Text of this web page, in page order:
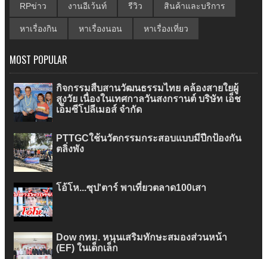
RPข่าว งานอีเว้นท์ รีวิว สินค้าและบริการ
หาเรื่องกิน หาเรื่องนอน หาเรื่องเที่ยว
MOST POPULAR
กิจกรรมสืบสานวัฒนธรรมไทย คล้องสายใยผู้
สูงวัย เนื่องในเทศกาลวันสงกรานต์ บริษัท เอ็ช
เอ็มซีโปลีเมอส์ จำกัด
PTTGCใช้นวัตกรรมกระสอบแบบมีปีกป้องกัน
ตลิ่งพัง
โอ้โห...ซุป'ตาร์ พาเที่ยวตลาด100เสา
Dow กทม. หนุนเสริมทักษะสมองส่วนหน้า
(EF) ในเด็กเล็ก